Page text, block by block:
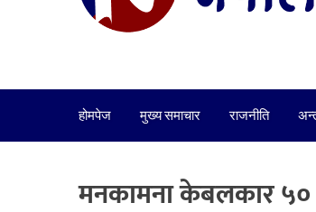
होमपेज मुख्य समाचार राजनीति
मनकामना केबलकार ५०